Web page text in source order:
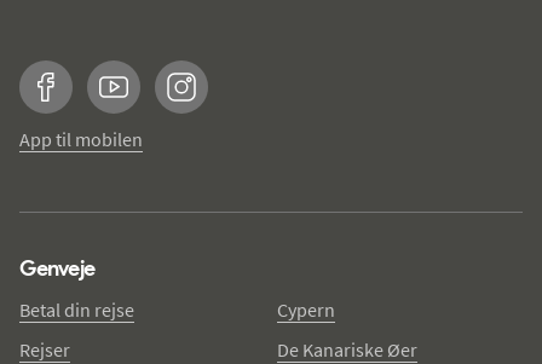
FacebookYouTubeInstagram
App til mobilen
Genveje
Betal din rejse
Rejser
Cypern
De Kanariske Øer